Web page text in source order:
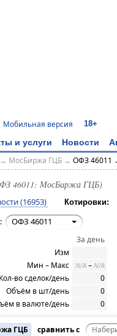
Мобильная версия 18+
и услуги Новости
→ МосБиржа ГЦБ→ ОФЗ 46011
46011: МосБиржа ГЦБ)
(16953) Котировки:
ОФЗ 46011
За день
Изм
Мин – Макс
N/A – N/A
Кол-во сделок/день
0
Объём в шт/день
0
в валюте/день
0
ГЦБ
сравнить с